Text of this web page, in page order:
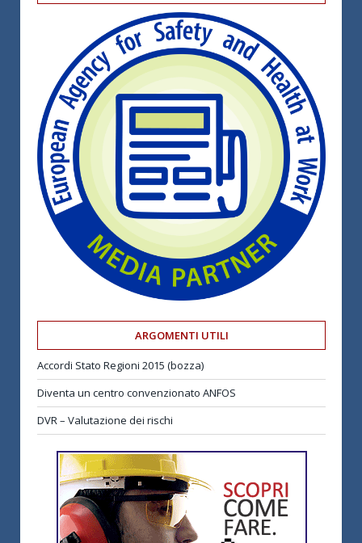
ARGOMENTI UTILI
Accordi Stato Regioni 2015 (bozza)
Diventa un centro convenzionato ANFOS
DVR – Valutazione dei rischi